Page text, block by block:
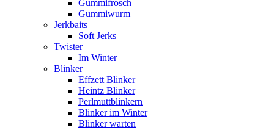
Gummifrosch
Gummiwurm
Jerkbaits
Soft Jerks
Twister
Im Winter
Blinker
Effzett Blinker
Heintz Blinker
Perlmuttblinkern
Blinker im Winter
Blinker warten